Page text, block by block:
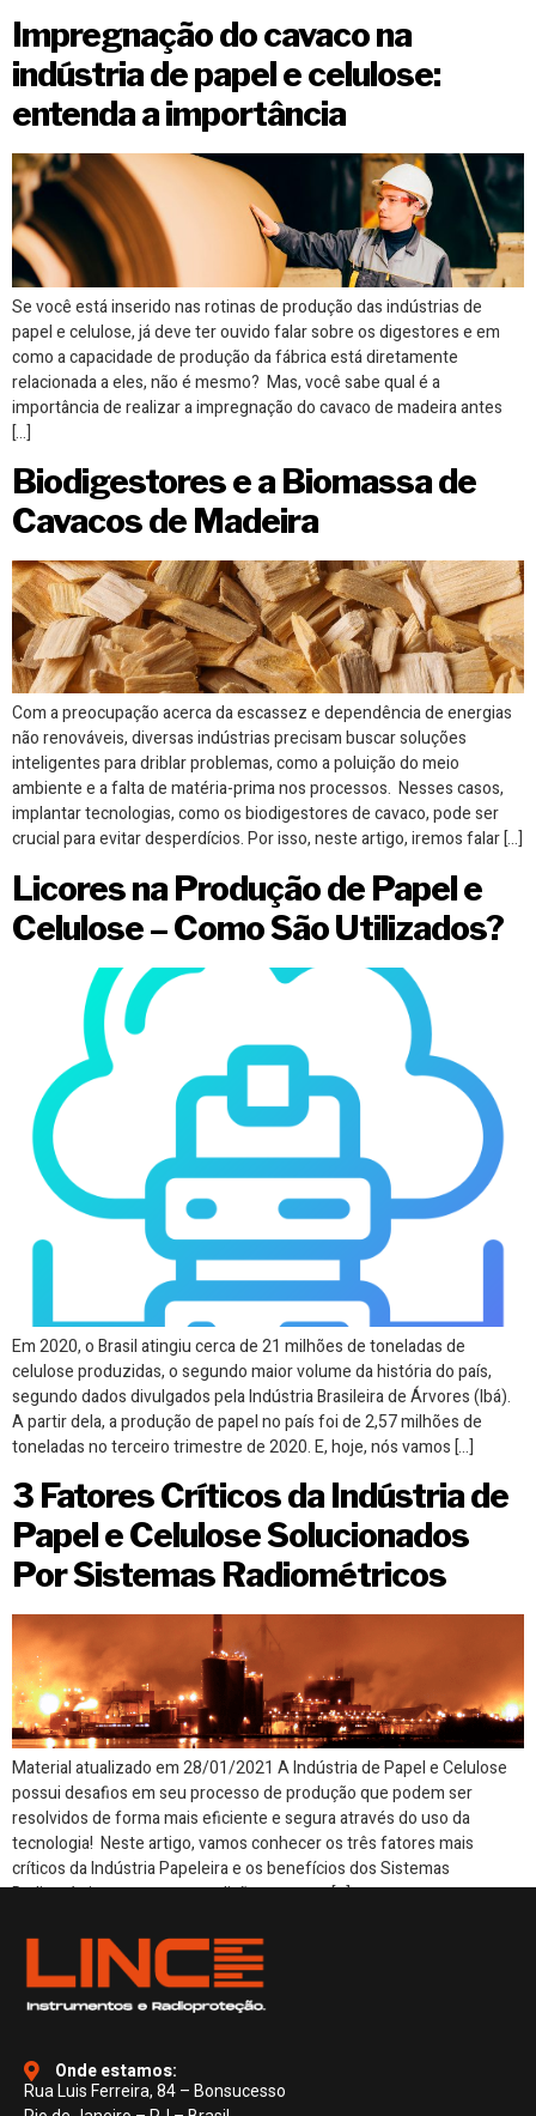
Impregnação do cavaco na
indústria de papel e celulose:
entenda a importância
Se você está inserido nas rotinas de produção das indústrias de
papel e celulose, já deve ter ouvido falar sobre os digestores e em
como a capacidade de produção da fábrica está diretamente
relacionada a eles, não é mesmo? Mas, você sabe qual é a
importância de realizar a impregnação do cavaco de madeira antes
[…]
Biodigestores e a Biomassa de
Cavacos de Madeira
Com a preocupação acerca da escassez e dependência de energias
não renováveis, diversas indústrias precisam buscar soluções
inteligentes para driblar problemas, como a poluição do meio
ambiente e a falta de matéria-prima nos processos. Nesses casos,
implantar tecnologias, como os biodigestores de cavaco, pode ser
crucial para evitar desperdícios. Por isso, neste artigo, iremos falar […]
Licores na Produção de Papel e
Celulose – Como São Utilizados?
Em 2020, o Brasil atingiu cerca de 21 milhões de toneladas de
celulose produzidas, o segundo maior volume da história do país,
segundo dados divulgados pela Indústria Brasileira de Árvores (Ibá).
A partir dela, a produção de papel no país foi de 2,57 milhões de
toneladas no terceiro trimestre de 2020. E, hoje, nós vamos […]
3 Fatores Críticos da Indústria de
Papel e Celulose Solucionados
Por Sistemas Radiométricos
Material atualizado em 28/01/2021 A Indústria de Papel e Celulose
possui desafios em seu processo de produção que podem ser
resolvidos de forma mais eficiente e segura através do uso da
tecnologia! Neste artigo, vamos conhecer os três fatores mais
críticos da Indústria Papeleira e os benefícios dos Sistemas
Radiométricos para uma medição correta e […]
Onde estamos:
Rua Luis Ferreira, 84 – Bonsucesso